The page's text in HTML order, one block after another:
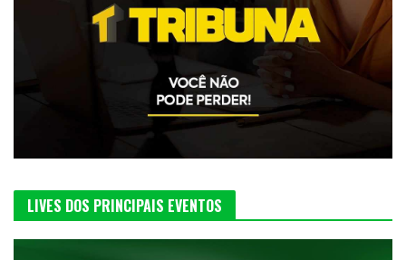
LIVES DOS PRINCIPAIS EVENTOS